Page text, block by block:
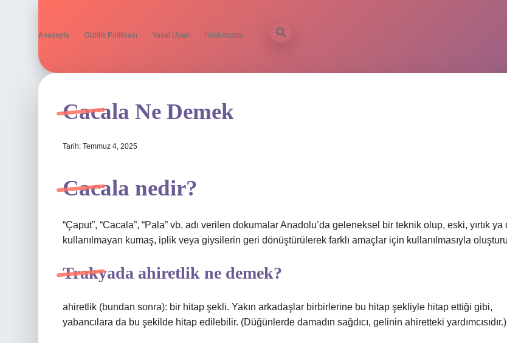
Anasayfa Gizlilik Politikası Yasal Uyarı Hakkımızda
Cacala Ne Demek
Tarih: Temmuz 4, 2025
Cacala nedir?
“Çaput”, “Cacala”, “Pala” vb. adı verilen dokumalar Anadolu’da geleneksel bir teknik olup, eski, yırtık ya
kullanılmayan kumaş, iplik veya giysilerin geri dönüştürülerek farklı amaçlar için kullanılmasıyla
Trakyada ahiretlik ne demek?
ahiretlik (bundan sonra): bir hitap şekli. Yakın arkadaşlar birbirlerine bu hitap şekliyle hitap ettiği gibi,
yabancılara da bu şekilde hitap edilebilir. (Düğünlerde damadın sağdıcı, gelinin ahiretteki yardımcısıdır.)